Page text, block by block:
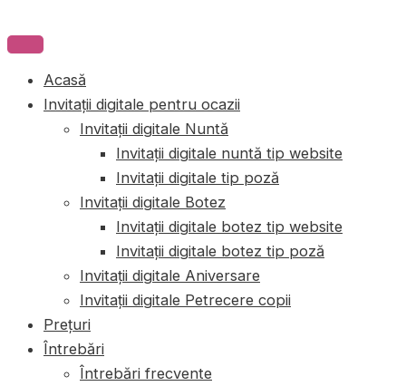
Acasă
Invitații digitale pentru ocazii
Invitații digitale Nuntă
Invitații digitale nuntă tip website
Invitații digitale tip poză
Invitații digitale Botez
Invitații digitale botez tip website
Invitații digitale botez tip poză
Invitații digitale Aniversare
Invitații digitale Petrecere copii
Prețuri
Întrebări
Întrebări frecvente